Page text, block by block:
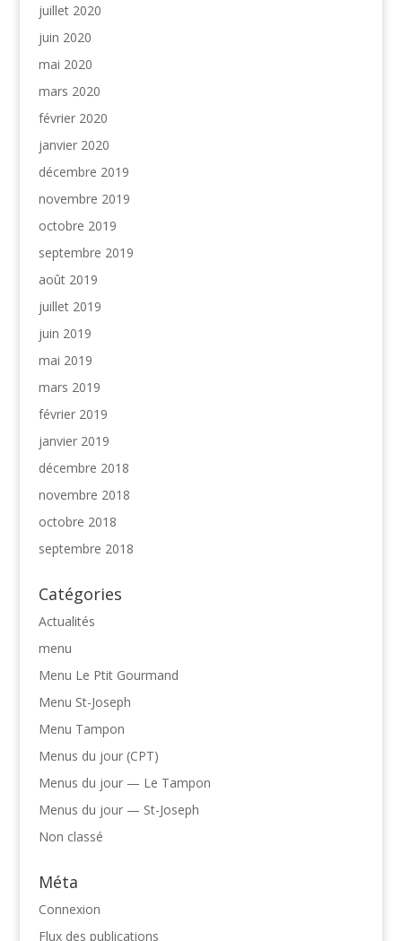
juillet 2020
juin 2020
mai 2020
mars 2020
février 2020
janvier 2020
décembre 2019
novembre 2019
octobre 2019
septembre 2019
août 2019
juillet 2019
juin 2019
mai 2019
mars 2019
février 2019
janvier 2019
décembre 2018
novembre 2018
octobre 2018
septembre 2018
Catégories
Actualités
menu
Menu Le Ptit Gourmand
Menu St-Joseph
Menu Tampon
Menus du jour (CPT)
Menus du jour — Le Tampon
Menus du jour — St-Joseph
Non classé
Méta
Connexion
Flux des publications